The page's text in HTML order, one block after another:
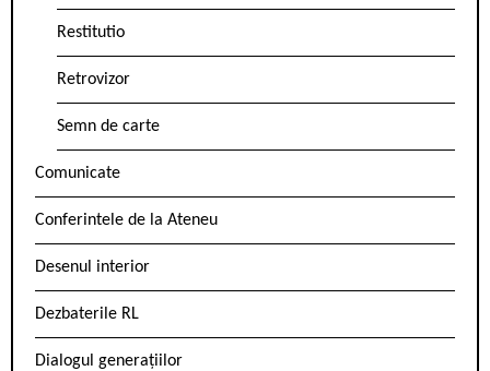
Restitutio
Retrovizor
Semn de carte
Comunicate
Conferintele de la Ateneu
Desenul interior
Dezbaterile RL
Dialogul generațiilor